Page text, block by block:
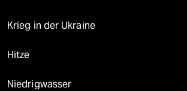
Krieg in der Ukraine
Hitze
Niedrigwasser